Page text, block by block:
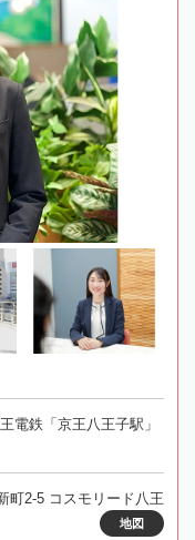
電鉄「京王八王子駅」
町2-5 コスモリード八王
地図